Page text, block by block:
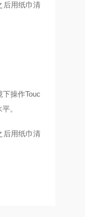
后用纸巾清
操作Touc
。
后用纸巾清